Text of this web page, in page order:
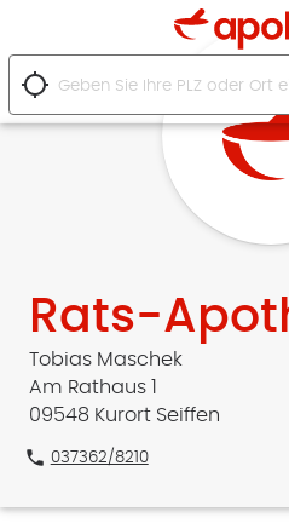
location_searching
Rats-
Tobias Maschek
Am Rathaus 1
09548 Kurort Seiffen
phone 037362/8210